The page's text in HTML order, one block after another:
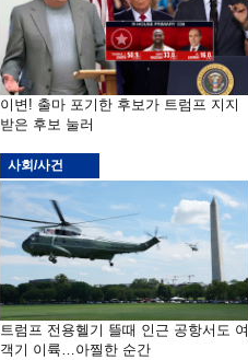
이변! 출마 포기한 후보가 트럼프 지지
받은 후보 눌러
사회/사건
트럼프 전용헬기 뜰때 인근 공항서도 여
객기 이륙…아찔한 순간